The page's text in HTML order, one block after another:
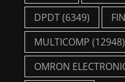
DPDT(6349)
MULTICOMP (12948)
OMRON